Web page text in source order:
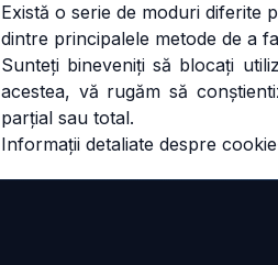
Există o serie de moduri diferite
dintre principalele metode de a
Sunteți bineveniți să blocați
acestea, vă rugăm să
parțial sau total.
Informații detaliate despre